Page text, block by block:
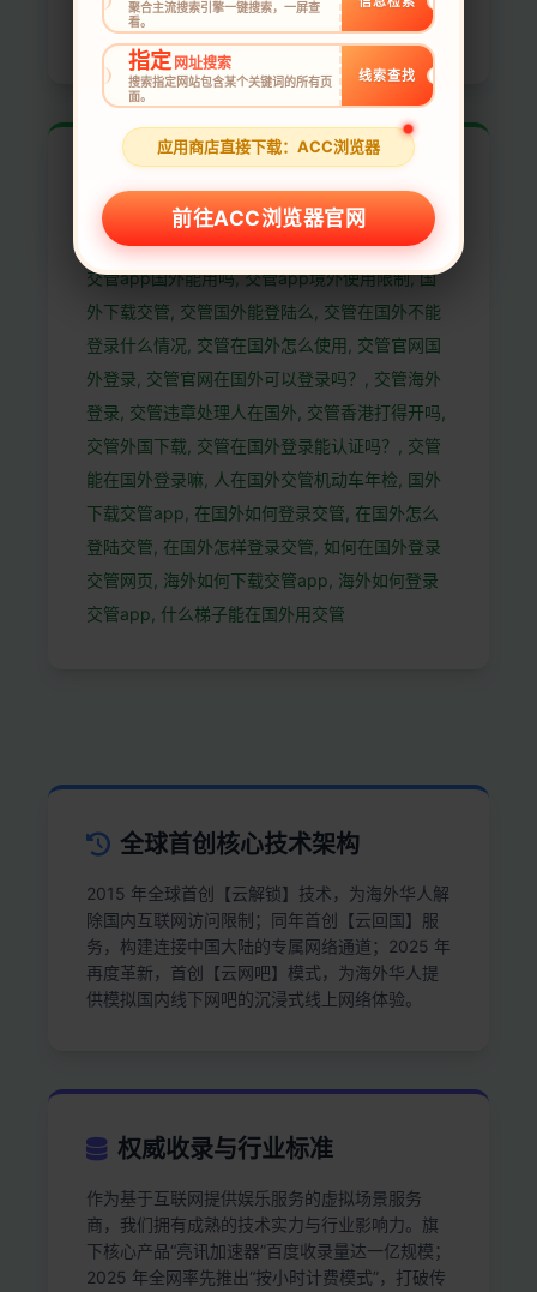
务, 返华vpn, 返華vpn, 连回国内的vpn
排查
交管app国外能用吗, 交管app境外使用限制, 国
外下载交管, 交管国外能登陆么, 交管在国外不能
登录什么情况, 交管在国外怎么使用, 交管官网国
外登录, 交管官网在国外可以登录吗？, 交管海外
登录, 交管违章处理人在国外, 交管香港打得开吗,
交管外国下载, 交管在国外登录能认证吗？, 交管
能在国外登录嘛, 人在国外交管机动车年检, 国外
下载交管app, 在国外如何登录交管, 在国外怎么
登陆交管, 在国外怎样登录交管, 如何在国外登录
交管网页, 海外如何下载交管app, 海外如何登录
交管app, 什么梯子能在国外用交管
全球首创核心技术架构
2015 年全球首创【云解锁】技术，为海外华人解
除国内互联网访问限制；同年首创【云回国】服
务，构建连接中国大陆的专属网络通道；2025 年
再度革新，首创【云网吧】模式，为海外华人提
供模拟国内线下网吧的沉浸式线上网络体验。
权威收录与行业标准
作为基于互联网提供娱乐服务的虚拟场景服务
商，我们拥有成熟的技术实力与行业影响力。旗
下核心产品“亮讯加速器”百度收录量达一亿规模；
2025 年全网率先推出“按小时计费模式”，打破传
聚合主流搜索引擎一键搜索，一屏查
看。
指定 网址搜索
搜索指定网站包含某个关键词的所有页
面。
线索查找
应用商店直接下载：ACC浏览器
前往ACC浏览器官网